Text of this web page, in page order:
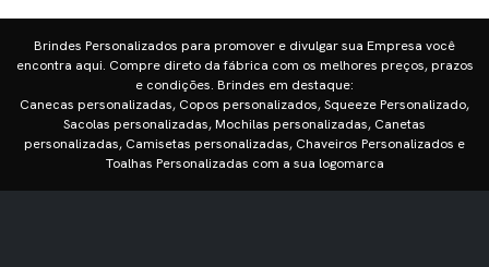
Brindes Personalizados para promover e divulgar sua Empresa você
encontra aqui. Compre direto da fábrica com os melhores preços, prazos
e condições. Brindes em destaque:
Canecas personalizadas, Copos personalizados, Squeeze Personalizado,
Sacolas personalizadas, Mochilas personalizadas, Canetas
personalizadas, Camisetas personalizadas, Chaveiros Personalizados e
Toalhas Personalizadas com a sua logomarca